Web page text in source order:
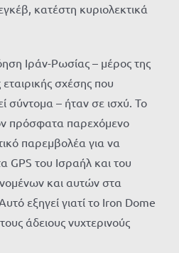
κατέστη κυριολεκτικά
Ιράν-Ρωσίας – μέρος της
σχέσης που
σύντομα – ήταν σε ισχύ. Το
πρόσφατα παρεχόμενο
παρεμβολέα για να
GPS του Ισραήλ και του
και αυτών στα
εξηγεί γιατί το Iron Dome
άδειους νυχτερινούς